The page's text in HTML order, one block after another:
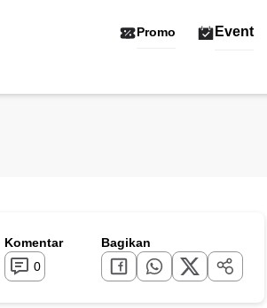
Promo Event
Komentar
0
Bagikan